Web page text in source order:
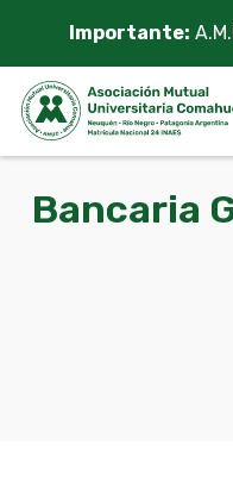
content
Importante:
Bancaria